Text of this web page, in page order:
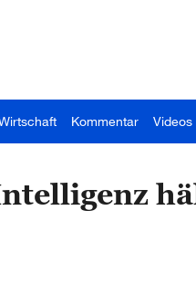
Kommentar Videos